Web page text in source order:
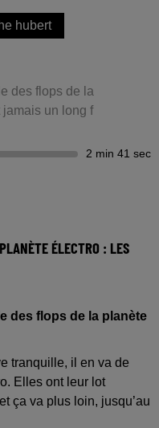
hubert
des flops de la
un long f
2 min 41 sec
ÉLECTRO : LES
des flops de la planète
tranquille, il en va de
Elles ont leur lot
ça va plus loin, jusqu’au